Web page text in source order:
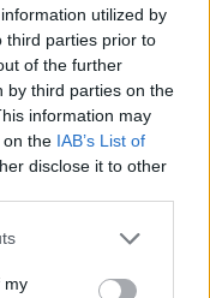
utilized by
third parties prior to
of the further
by third parties on the
information may
on the IAB’s List of
disclose it to other
or more Google
You may click to
my